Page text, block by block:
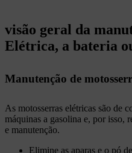
visão geral da
Elétrica, a bateria
Manutenção de
As motosserras elétricas são de
máquinas a gasolina e, por isso,
e manutenção.
Elimine as aparas e o pó